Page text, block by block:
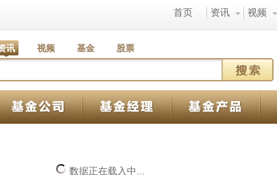
首页 资讯 视频
讯 视频 基金 股票
数据正在载入中...